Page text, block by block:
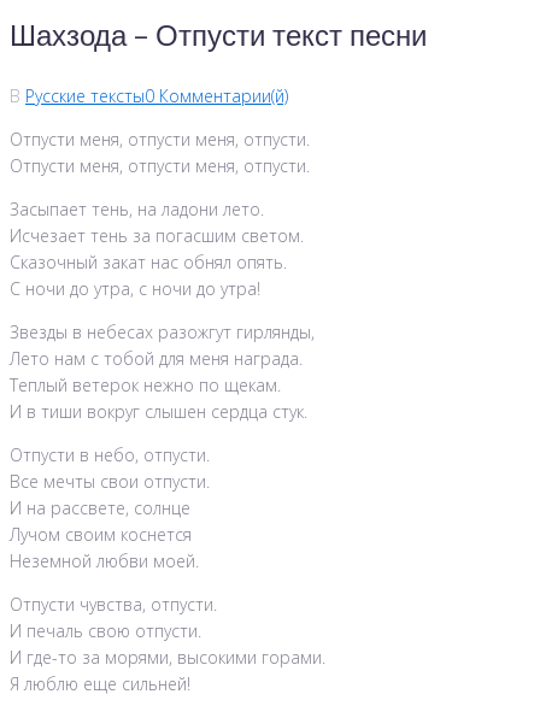
Шахзода – Отпусти текст песни
В Русские тексты0 Комментарии(й)
Отпусти меня, отпусти меня, отпусти.
Отпусти меня, отпусти меня, отпусти.
Засыпает тень, на ладони лето.
Исчезает тень за погасшим светом.
Сказочный закат нас обнял опять.
С ночи до утра, с ночи до утра!
Звезды в небесах разожгут гирлянды,
Лето нам с тобой для меня награда.
Теплый ветерок нежно по щекам.
И в тиши вокруг слышен сердца стук.
Отпусти в небо, отпусти.
Все мечты свои отпусти.
И на рассвете, солнце
Лучом своим коснется
Неземной любви моей.
Отпусти чувства, отпусти.
И печаль свою отпусти.
И где-то за морями, высокими горами.
Я люблю еще сильней!